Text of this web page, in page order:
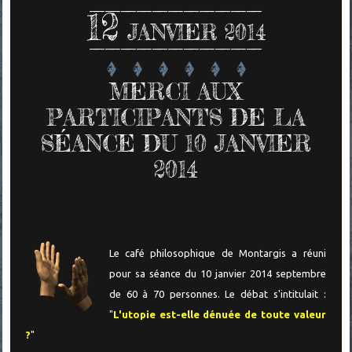
12 JANVIER 2014
MERCI AUX
PARTICIPANTS DE LA
SÉANCE DU 10 JANVIER
2014
Le café philosophique de Montargis a réuni
pour sa séance du 10 janvier 2014 septembre
de 60 à 70 personnes. Le débat s'intitulait :
"L'utopie est-elle dénuée de toute valeur
?"